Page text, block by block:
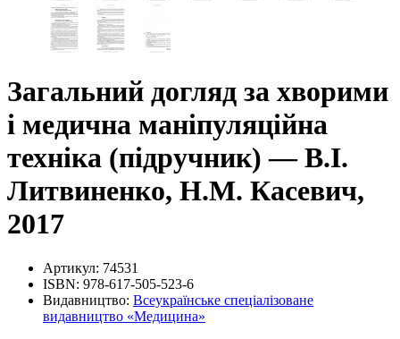
Загальний догляд за хворими
і медична маніпуляційна
техніка (підручник) — В.І.
Литвиненко, Н.М. Касевич,
2017
Артикул: 74531
ISBN: 978-617-505-523-6
Видавництво: Всеукраїнське спеціалізоване
видавництво «Медицина»